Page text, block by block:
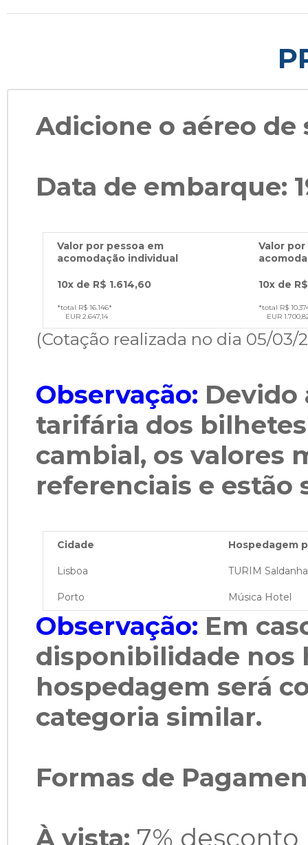
Adicione o aéreo de
Data de embarque:
Valor por pessoa em
acomodação individual
Valor
10x de R$ 1.614,60
*total R$ 16.146*
EUR 2.647,14
10x de
*total R$
EUR
(Cotação realizada no dia 05/03/
Observação: Devido
tarifária dos
cambial, os valores
referenciais e estão
Cidade Hospedagem
Lisboa TURIM Saldanha
Porto Música Hotel
Observação: Em
disponibilidade nos
hospedagem será
categoria similar.
Formas de
À vista: 7%